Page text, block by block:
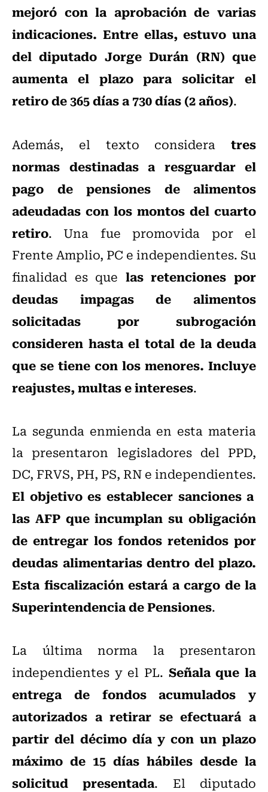
mejoró con la aprobación de varias
indicaciones. Entre ellas, estuvo una
del diputado Jorge Durán (RN) que
aumenta el plazo para solicitar el
retiro de 365 días a 730 días (2 años).
Además, el texto considera tres
normas destinadas a resguardar el
pago de pensiones de alimentos
adeudadas con los montos del cuarto
retiro. Una fue promovida por el
Frente Amplio, PC e independientes. Su
finalidad es que las retenciones por
deudas impagas de alimentos
solicitadas por subrogación
consideren hasta el total de la deuda
que se tiene con los menores. Incluye
reajustes, multas e intereses.
La segunda enmienda en esta materia
la presentaron legisladores del PPD,
DC, FRVS, PH, PS, RN e independientes.
El objetivo es establecer sanciones a
las AFP que incumplan su obligación
de entregar los fondos retenidos por
deudas alimentarias dentro del plazo.
Esta fiscalización estará a cargo de la
Superintendencia de Pensiones.
La última norma la presentaron
independientes y el PL. Señala que la
entrega de fondos acumulados y
autorizados a retirar se efectuará a
partir del décimo día y con un plazo
máximo de 15 días hábiles desde la
solicitud presentada. El diputado